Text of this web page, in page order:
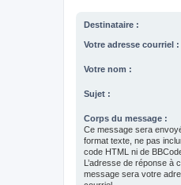
Destinataire :
Votre adresse courriel :
Votre nom :
Sujet :
Corps du message :
Ce message sera
format texte, ne pas
code HTML ni de
L’adresse de réponse à
message sera votre